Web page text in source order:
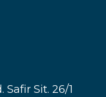
Safir Sit. 26/1